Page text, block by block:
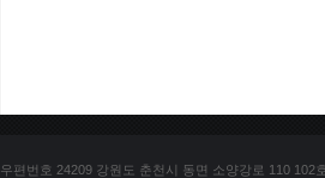
우편번호 24209 강원도 춘천시 동면 소양강로 110 102